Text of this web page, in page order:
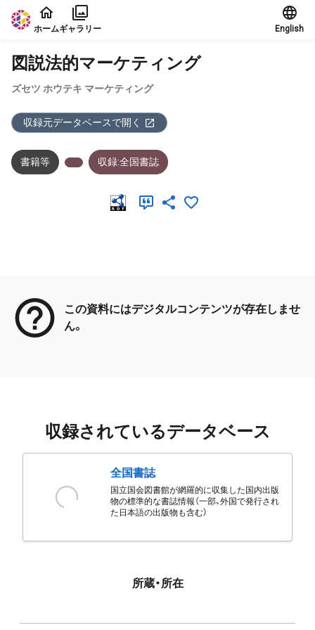
本文に飛ぶ
ホームギャラリー English
図説法的マーケティング
ズセツ ホウテキ マーケティング
収録元データベースで開く
書籍等 収録:全国書誌
この資料にはデジタルコンテンツが存在しませ
ん。
収録されているデータベース
全国書誌
国立国会図書館が網羅的に収集した国内出版
物の標準的な書誌情報（一部、外国で発行され
た日本語の出版物も含む）
所蔵・所在